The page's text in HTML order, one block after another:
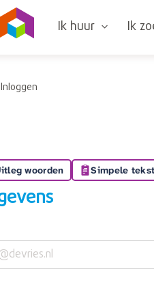
Ik huur Ik
Inloggen
woorden Simpele tekst